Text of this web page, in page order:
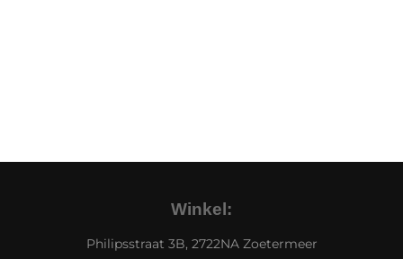
Winkel:
Philipsstraat 3B, 2722NA Zoetermeer